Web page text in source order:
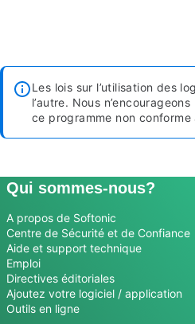
Les lois sur l’utilisation des
l’autre. Nous
ce programme non conforme
Qui sommes-nous?
A propos de Softonic
Centre de Sécurité et de Confiance
Aide et support technique
Emploi
Directives éditoriales
Ajoutez votre logiciel / application
Outils en ligne